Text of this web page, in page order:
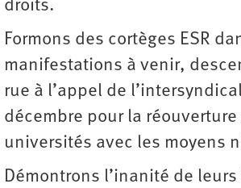
droits.
Formons des cortèges ESR
manifestations à venir,
rue à l’appel de
décembre pour la réouverture
universités avec les moyens
Démontrons l’inanité de